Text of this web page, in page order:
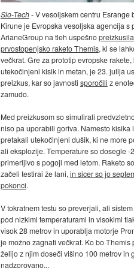
Slo-Tech- V vesoljskem centru Esrange
Kirune je Evropska vesoljska agencija s
ArianeGroup na tleh uspešnopreizkusila
prvostopenjsko raketo Themis, ki se
večkrat. Gre za prototip evropske
utekočinjeni kisik in metan, je 23. julija
preizkus, kar so javnosti sporočili z
zamudo.
Med preizkusom so simulirali
niso pa uporabili goriva. Namesto kisika
pretakali utekočinjeni dušik, ki ne more
ali eksplozije. Temperature so dosegle -
primerljivo s pogoji med letom. Raketo
začeli testirai že lani,in sicer so jo
pokonci.
V tokratnem testu so preverjali, ali
pod nizkimi temperaturami in visokimi
visok 28 metrov in uporablja motorje
je možno zagnati večkrat. Ko bo Themis
želijo z njim doseči višino 100 metrov in
nadzorovano...